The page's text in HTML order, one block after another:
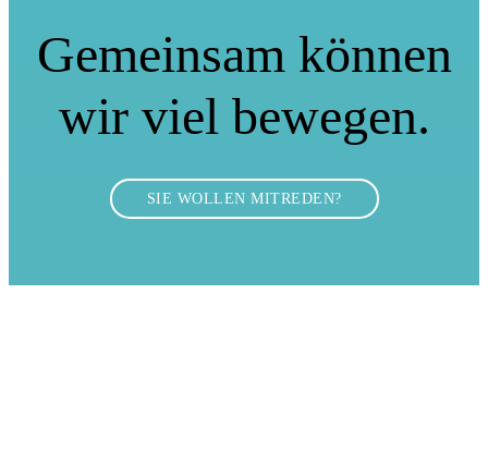
Gemeinsam können
wir viel bewegen.
SIE WOLLEN MITREDEN?